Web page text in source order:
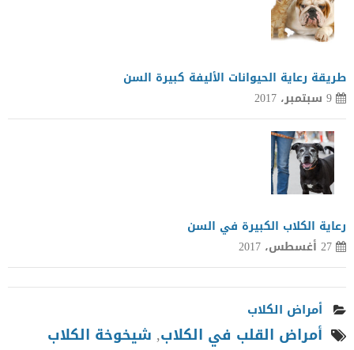
طريقة رعاية الحيوانات الأليفة كبيرة السن
9 سبتمبر، 2017
رعاية الكلاب الكبيرة في السن
27 أغسطس، 2017
أمراض الكلاب
أمراض القلب في الكلاب, شيخوخة الكلاب